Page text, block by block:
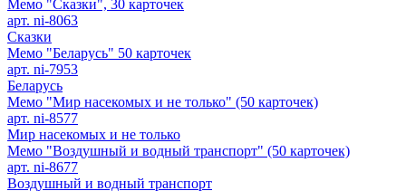
Мемо "Сказки", 30 карточек
арт. ni-8063
Сказки
Мемо "Беларусь" 50 карточек
арт. ni-7953
Беларусь
Мемо "Мир насекомых и не только" (50 карточек)
арт. ni-8577
Мир насекомых и не только
Мемо "Воздушный и водный транспорт" (50 карточек)
арт. ni-8677
Воздушный и водный транспорт